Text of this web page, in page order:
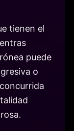
tienen el
puede
o